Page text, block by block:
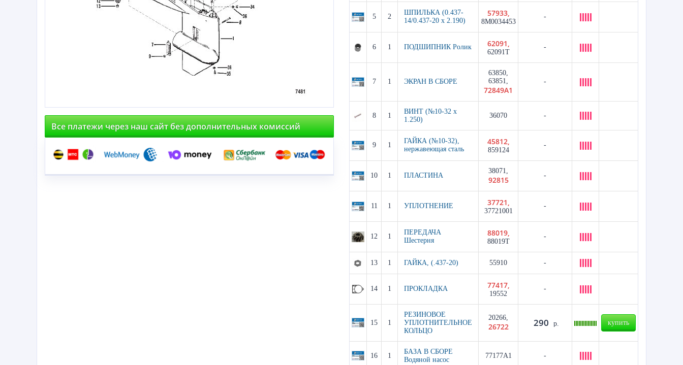
Все платежи через наш сайт без дополнительных комиссий
5 2
ШПИЛЬКА (0.437-
14/0.437-20 x 2.190)
57933,
8M0034453
-
6 1 ПОДШИПНИК Ролик 62091,
62091T
-
7 1 ЭКРАН В СБОРЕ
63850,
63851,
72849A1
-
8 1
ВИНТ (№10-32 x
1.250)
36070 -
9 1
ГАЙКА (№10-32),
нержавеющая сталь
45812,
859124
-
10 1 ПЛАСТИНА
38071,
92815 -
11 1 УПЛОТНЕНИЕ 37721,
37721001
-
12 1
ПЕРЕДАЧА
Шестерня
88019,
88019T
-
13 1 ГАЙКА, (.437-20) 55910 -
14 1 ПРОКЛАДКА 77417,
19552
-
15 1
РЕЗИНОВОЕ
УПЛОТНИТЕЛЬНОЕ
КОЛЬЦО
20266,
26722 290 р. купить
16 1
БАЗА В СБОРЕ
Водяной насос
77177A1 -